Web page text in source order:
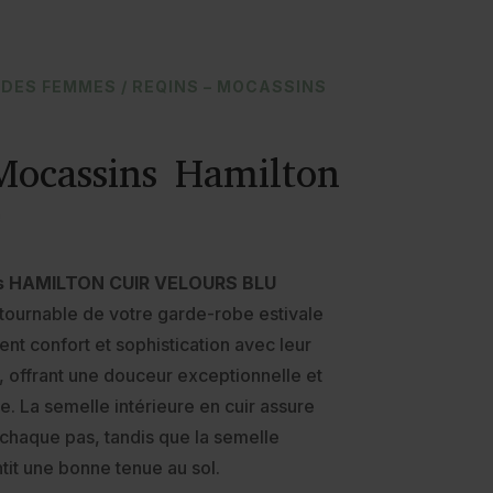
FEMMES / REQINS – MOCASSINS
Hamilton
CUIR VELOURS BLU
de votre garde-robe estivale
confort et sophistication avec leur
offrant une douceur exceptionnelle et
La semelle intérieure en cuir assure
pas, tandis que la semelle
une bonne tenue au sol.